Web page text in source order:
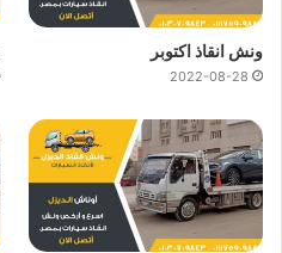
ونش انقاذ اكتوبر
2022-08-28